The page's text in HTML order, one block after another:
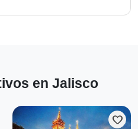
en Jalisco
favorite